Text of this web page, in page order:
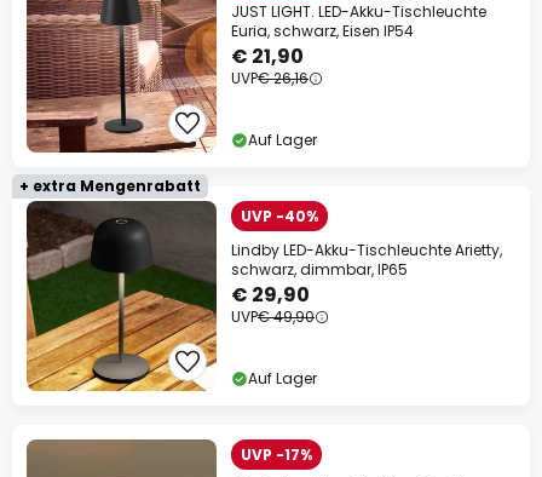
JUST LIGHT. LED-Akku-Tischleuchte
Euria, schwarz, Eisen IP54
€ 21,90
UVP€ 26,16
Auf Lager
+ extra Mengenrabatt
UVP -40%
Lindby LED-Akku-Tischleuchte Arietty,
schwarz, dimmbar, IP65
€ 29,90
UVP€ 49,90
Auf Lager
UVP -17%